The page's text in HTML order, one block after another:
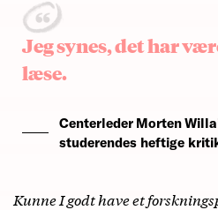
Jeg synes, det har
læse.
Centerleder Morten
studerendes heftige
Kunne I godt have et